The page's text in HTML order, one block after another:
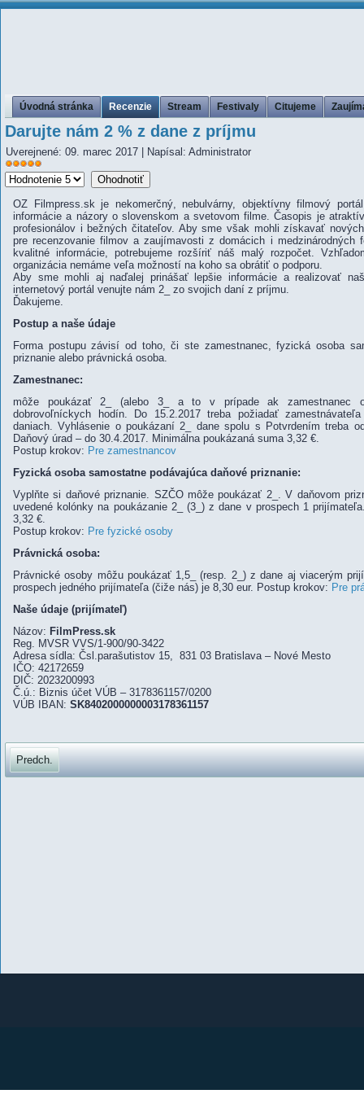
Úvodná stránka Recenzie Stream Festivaly Citujeme
Darujte nám 2 % z dane z príjmu
Uverejnené: 09. marec 2017
Napísal: Administrator
Hodnotenie
používateľov:5 /5
Prosím,
ohodnoťte
OZ Filmpress.sk je nekomerčný, nebulvárny, objektívny filmový
informácie a názory o slovenskom a svetovom filme. Časopis je
profesionálov i bežných čitateľov. Aby sme však mohli získavať
pre recenzovanie filmov a zaujímavosti z domácich i medzinárodných
kvalitné informácie, potrebujeme rozšíriť náš malý rozpočet.
organizácia nemáme veľa možností na koho sa obrátiť o podporu.
Aby sme mohli aj naďalej prinášať lepšie informácie a realizovať
internetový portál venujte nám 2_ zo svojich daní z príjmu.
Ďakujeme.
Postup a naše údaje
Forma postupu závisí od toho, či ste zamestnanec, fyzická osoba
priznanie alebo právnická osoba.
Zamestnanec:
môže poukázať 2_ (alebo 3_ a to v prípade ak zamestnanec
dobrovoľníckych hodín. Do 15.2.2017 treba požiadať
daniach. Vyhlásenie o poukázaní 2_ dane spolu s Potvrdením treba
Daňový úrad – do 30.4.2017. Minimálna poukázaná suma 3,32 €.
Postup krokov: Pre zamestnancov
Fyzická osoba samostatne podávajúca daňové priznanie:
Vyplňte si daňové priznanie. SZČO môže poukázať 2_. V daňovom
uvedené kolónky na poukázanie 2_ (3_) z dane v prospech 1
3,32 €.
Postup krokov: Pre fyzické osoby
Právnická osoba:
Právnické osoby môžu poukázať 1,5_ (resp. 2_) z dane aj viacerým
prospech jedného prijímateľa (čiže nás) je 8,30 eur. Postup krokov: Pre
Naše údaje (prijímateľ)
Názov: FilmPress.sk
Reg. MVSR VVS/1-900/90-3422
Adresa sídla: Čsl.parašutistov 15, 831 03 Bratislava – Nové Mesto
IČO: 42172659
DIČ: 2023200993
Č.ú.: Biznis účet VÚB – 3178361157/0200
VÚB IBAN: SK8402000000003178361157
Predch.